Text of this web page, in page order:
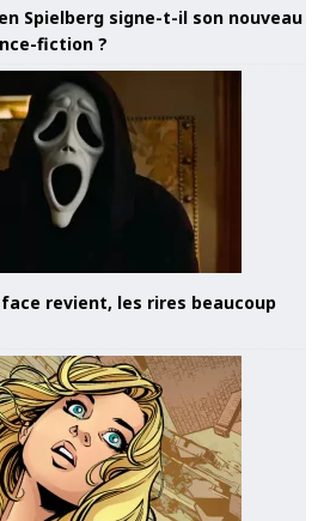
Spielberg signe-t-il son nouveau
fiction ?
revient, les rires beaucoup